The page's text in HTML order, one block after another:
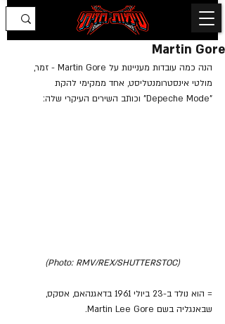
Martin Gore
הנה כמה עובדות מעניינות על Martin Gore - זמר,
מולטי אינסטרומנטליסט, אחד ממקימי להקת
"Depeche Mode" וכותב השירים העיקרי שלה:
(Photo: RMV/REX/SHUTTERSTOC)
= הוא נולד ב-23 ביולי 1961 בדאגנהאם, אסקס,
שבאנגליה בשם Martin Lee Gore.